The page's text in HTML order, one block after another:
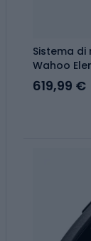
Sistema di
Wahoo
619,99 €